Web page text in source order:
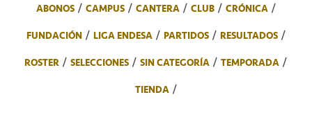
ABONOS CAMPUS CANTERA CLUB
CRÓNICA
FUNDACIÓN
LIGA ENDESA PARTIDOS
RESULTADOS
ROSTER
SELECCIONES SIN CATEGORÍA
TEMPORADA
TIENDA